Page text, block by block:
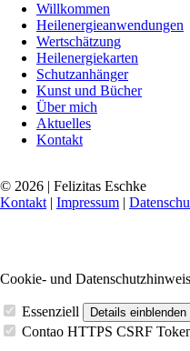
überspringenWillkommen
Heilenergieanwendungen
Wertschätzung
Heilenergiekarten
Schutzanhänger
Kunst und Bücher
Über mich
Aktuelles
Kontakt
© 2026 | Felizitas Eschke
Kontakt | Impressum |
Cookie- und
Essenziell Details einblenden
Contao HTTPS CSRF